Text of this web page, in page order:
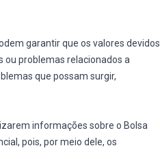
garantir que os valores devidos
ou problemas relacionados a
que possam surgir,
informações sobre o Bolsa
pois, por meio dele, os